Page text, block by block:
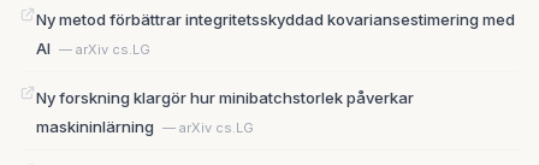
Ny metod förbättrar integritetsskyddad kovariansestimering med
AI — arXiv cs.LG
Ny forskning klargör hur minibatchstorlek påverkar
maskininlärning — arXiv cs.LG